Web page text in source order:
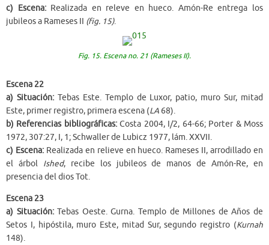
c) Escena:Realizada en releve en hueco. Amón-Re entrega los
jubileos a Rameses II (fig. 15).
Fig. 15. Escena no. 21 (Rameses II).
Escena 22
a) Situación:Tebas Este. Templo de Luxor, patio, muro Sur, mitad
Este, primer registro, primera escena (LA 68).
b) Referencias bibliográficas:Costa 2004, I/2, 64-66; Porter & Moss
1972, 307:27, I, 1; Schwaller de Lubicz 1977, lám. XXVII.
c) Escena:Realizada en relieve en hueco. Rameses II, arrodillado en
el árbol Ished, recibe los jubileos de manos de Amón-Re, en
presencia del dios Tot.
Escena 23
a) Situación:Tebas Oeste. Gurna. Templo de Millones de Años de
Setos I, hipóstila, muro Este, mitad Sur, segundo registro (Kurnah
148).